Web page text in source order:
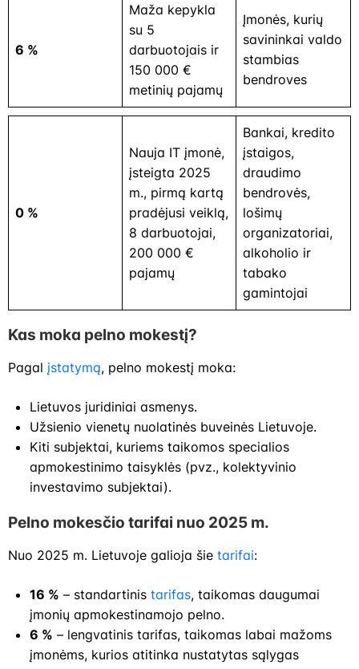
6 %
Maža kepykla
su 5
darbuotojais ir
150 000 €
metinių pajamų
Įmonės, kurių
savininkai valdo
stambias
bendroves
0 %
Nauja IT įmonė,
įsteigta 2025
m., pirmą kartą
pradėjusi veiklą,
8 darbuotojai,
200 000 €
pajamų
Bankai, kredito
įstaigos,
draudimo
bendrovės,
lošimų
organizatoriai,
alkoholio ir
tabako
gamintojai
Kas moka pelno mokestį?
Pagal įstatymą, pelno mokestį moka:
Lietuvos juridiniai asmenys.
Užsienio vienetų nuolatinės buveinės Lietuvoje.
Kiti subjektai, kuriems taikomos specialios
apmokestinimo taisyklės (pvz., kolektyvinio
investavimo subjektai).
Pelno mokesčio tarifai nuo 2025 m.
Nuo 2025 m. Lietuvoje galioja šie tarifai:
16 % – standartinis tarifas, taikomas daugumai
įmonių apmokestinamojo pelno.
6 % – lengvatinis tarifas, taikomas labai mažoms
įmonėms, kurios atitinka nustatytas sąlygas